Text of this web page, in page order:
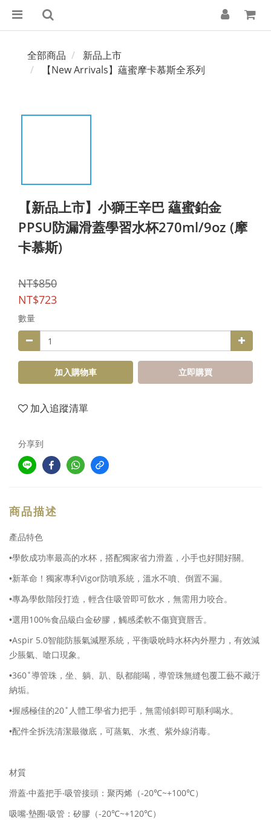
全部商品
新品上市
【New Arrivals】蘊蜜摩卡慕斯全系列
【新品上市】小獅王辛巴 蘊蜜鉑金
PPSU防漏滑蓋學習水杯270ml/9oz (摩
卡慕斯)
NT$850
NT$723
數量
加入購物車 立即購買
加入追蹤清單
分享到
商品描述
產品特色
•學飲成功率最高的水杯，搭配獨家省力滑蓋，小手也好開好關。
•新革命！獨家專利 Vigor防噴系統，溫水不噴、倒置不漏。
•專為學飲階段打造，輕含住吸管即可飲水，無需用力咬合。
•選用100%食品級白金矽膠，觸感柔軟不傷寶寶唇舌。
•Aspir 5.0智能防脹氣減壓系統，平衡吸吮時水杯內外壓力，有效減
少脹氣、嗆口現象。
•360˚導管珠，坐、躺、趴、臥都能喝，導管珠無縫包覆工藝不藏汙
納垢。
•握感極佳的20˚ 人體工學省力把手，無需傾斜即可順利喝水。
•配件全拆洗清潔最徹底，可蒸氣、水煮、紫外線消毒。
材質
滑蓋‧中蓋把手‧吸管接頭：聚丙烯（-20℃~+100℃）
吸嘴‧墊圈‧吸管：矽膠（-20℃~+120℃）